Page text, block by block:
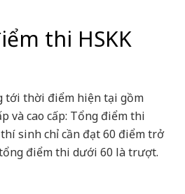
thi HSKK
tới thời điểm hiện tại gồm
và cao cấp: Tổng điểm thi
thí sinh chỉ cần đạt 60 điểm trở
điểm thi dưới 60 là trượt.